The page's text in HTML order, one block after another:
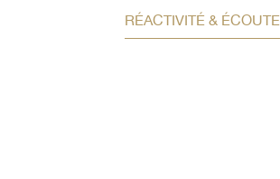
RÉACTIVITÉ & ÉCOUTE